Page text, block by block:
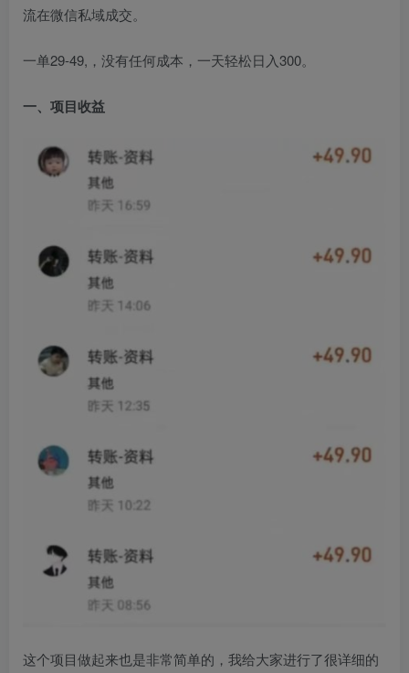
流在微信私域成交。
一单29-49,，没有任何成本，一天轻松日入300。
一、项目收益
这个项目做起来也是非常简单的，我给大家进行了很详细的